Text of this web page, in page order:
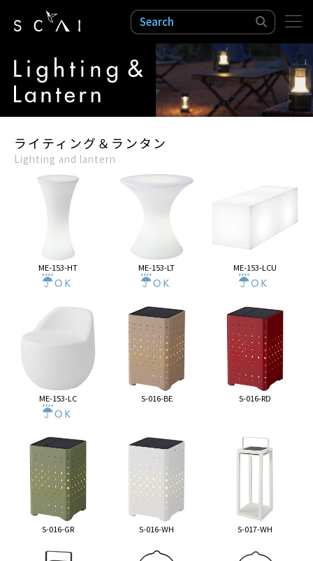
検索
ライティング＆ランタン
Lighting and lantern
ME-153-HT ME-153-LT ME-153-LCU
ME-153-LC S-016-BE S-016-RD
S-016-GR S-016-WH S-017-WH